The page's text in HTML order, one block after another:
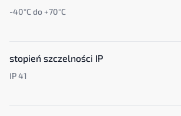
-40°C do +70°C
stopień szczelności IP
IP 41